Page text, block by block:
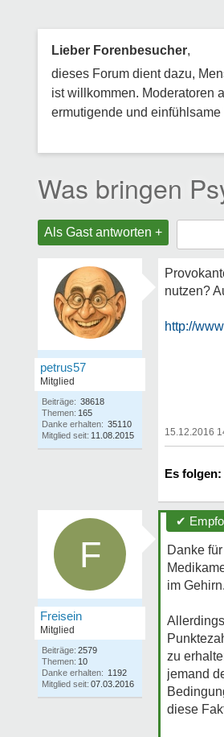
Lieber Forenbesucher,
dieses Forum dient dazu,
ist willkommen. Moderatoren
ermutigende und
Was bringen
Als Gast antworten +
petrus57
Mitglied
Beiträge: 38618
Themen: 165
Danke erhalten: 35110
Mitglied seit: 11.08.2015
nutzen?
http://
15.12.2016
F
Freisein
Mitglied
Beiträge: 2579
Themen: 10
Danke erhalten: 1192
Mitglied seit: 07.03.2016
✔
Danke
im
zu
jemand
diese